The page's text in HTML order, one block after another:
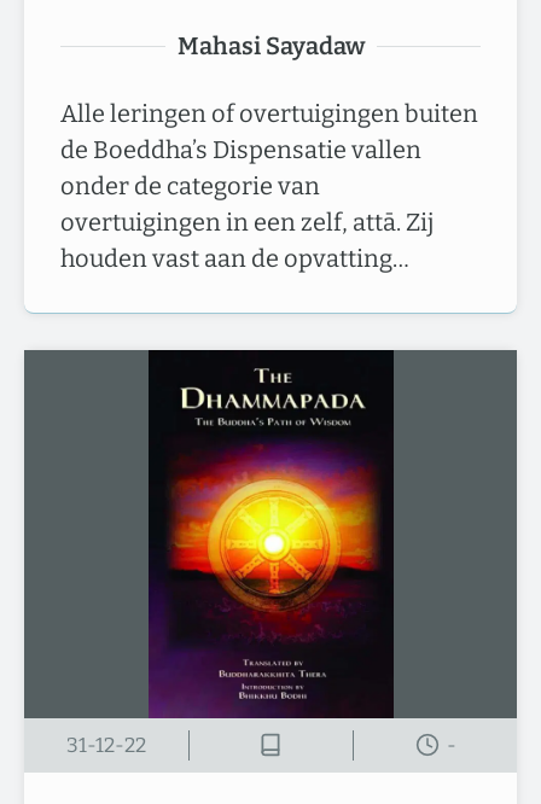
Mahasi Sayadaw
Alle leringen of overtuigingen buiten
de Boeddha’s Dispensatie vallen
onder de categorie van
overtuigingen in een zelf, attā. Zij
houden vast aan de opvatting…
31-12-22 -